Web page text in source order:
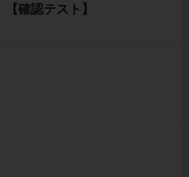
確認テスト】